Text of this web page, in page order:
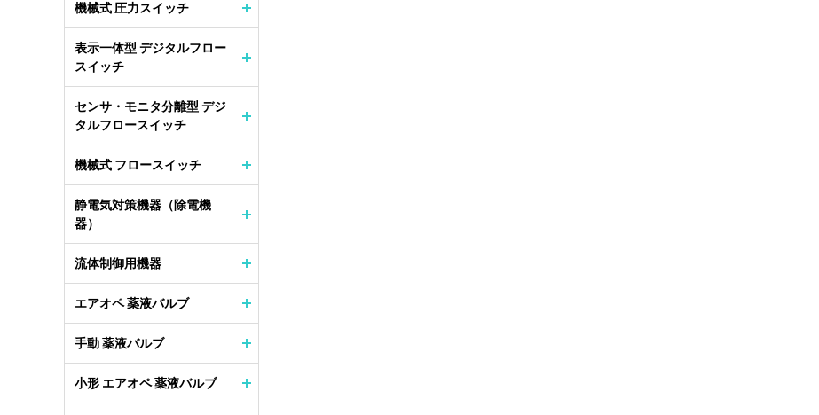
機械式 圧力スイッチ
表示一体型 デジタルフロー
スイッチ
センサ・モニタ分離型 デジ
タルフロースイッチ
機械式 フロースイッチ
静電気対策機器（除電機
器）
流体制御用機器
エアオペ 薬液バルブ
手動 薬液バルブ
小形 エアオペ 薬液バルブ